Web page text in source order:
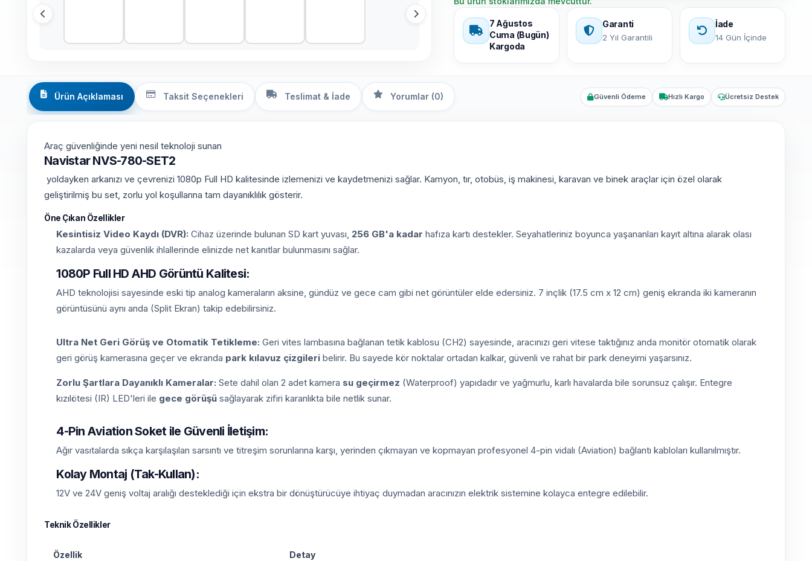
7 Ağustos
Cuma (Bugün)
Kargoda
Garanti
2 Yıl Garantili
İade
14 Gün İçinde
Ürün Açıklaması Taksit Seçenekleri Teslimat & İade Yorumlar (0) Güvenli Ödeme Hızlı Kargo Ücretsiz Destek
Araç güvenliğinde yeni nesil teknoloji sunan
Navistar NVS-780-SET2
yoldayken arkanızı ve çevrenizi 1080p Full HD kalitesinde izlemenizi ve kaydetmenizi sağlar. Kamyon, tır, otobüs, iş makinesi, karavan ve binek araçlar için özel olarak
geliştirilmiş bu set, zorlu yol koşullarına tam dayanıklılık gösterir.
Öne Çıkan Özellikler
Kesintisiz Video Kaydı (DVR): Cihaz üzerinde bulunan SD kart yuvası, 256 GB'a kadar hafıza kartı destekler. Seyahatleriniz boyunca yaşananları kayıt altına alarak olası
kazalarda veya güvenlik ihlallerinde elinizde net kanıtlar bulunmasını sağlar.
1080P Full HD AHD Görüntü Kalitesi:
AHD teknolojisi sayesinde eski tip analog kameraların aksine, gündüz ve gece cam gibi net görüntüler elde edersiniz. 7 inçlik (17.5 cm x 12 cm) geniş ekranda iki kameranın
görüntüsünü aynı anda (Split Ekran) takip edebilirsiniz.
Ultra Net Geri Görüş ve Otomatik Tetikleme: Geri vites lambasına bağlanan tetik kablosu (CH2) sayesinde, aracınızı geri vitese taktığınız anda monitör otomatik olarak
geri görüş kamerasına geçer ve ekranda park kılavuz çizgileri belirir. Bu sayede kör noktalar ortadan kalkar, güvenli ve rahat bir park deneyimi yaşarsınız.
Zorlu Şartlara Dayanıklı Kameralar: Sete dahil olan 2 adet kamera su geçirmez (Waterproof) yapıdadır ve yağmurlu, karlı havalarda bile sorunsuz çalışır. Entegre
kızılötesi (IR) LED'leri ile gece görüşü sağlayarak zifiri karanlıkta bile netlik sunar.
4-Pin Aviation Soket ile Güvenli İletişim:
Ağır vasıtalarda sıkça karşılaşılan sarsıntı ve titreşim sorunlarına karşı, yerinden çıkmayan ve kopmayan profesyonel 4-pin vidalı (Aviation) bağlantı kabloları kullanılmıştır.
Kolay Montaj (Tak-Kullan):
12V ve 24V geniş voltaj aralığı desteklediği için ekstra bir dönüştürücüye ihtiyaç duymadan aracınızın elektrik sistemine kolayca entegre edilebilir.
Teknik Özellikler
Özellik Detay